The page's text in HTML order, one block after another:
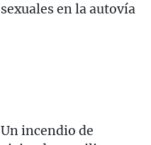
sexuales en la autovía
Un incendio de